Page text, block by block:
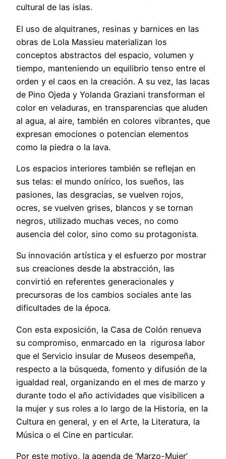
cultural de las islas.
El uso de alquitranes, resinas y barnices en las
obras de Lola Massieu materializan los
conceptos abstractos del espacio, volumen y
tiempo, manteniendo un equilibrio tenso entre el
orden y el caos en la creación. A su vez, las lacas
de Pino Ojeda y Yolanda Graziani transforman el
color en veladuras, en transparencias que aluden
al agua, al aire, también en colores vibrantes, que
expresan emociones o potencian elementos
como la piedra o la lava.
Los espacios interiores también se reflejan en
sus telas: el mundo onírico, los sueños, las
pasiones, las desgracias, se vuelven rojos,
ocres, se vuelven grises, blancos y se tornan
negros, utilizado muchas veces, no como
ausencia del color, sino como su protagonista.
Su innovación artística y el esfuerzo por mostrar
sus creaciones desde la abstracción, las
convirtió en referentes generacionales y
precursoras de los cambios sociales ante las
dificultades de la época.
Con esta exposición, la Casa de Colón renueva
su compromiso, enmarcado en la rigurosa labor
que el Servicio insular de Museos desempeña,
respecto a la búsqueda, fomento y difusión de la
igualdad real, organizando en el mes de marzo y
durante todo el año actividades que visibilicen a
la mujer y sus roles a lo largo de la Historia, en la
Cultura en general, y en el Arte, la Literatura, la
Música o el Cine en particular.
Por este motivo, la agenda de ‘Marzo-Mujer’